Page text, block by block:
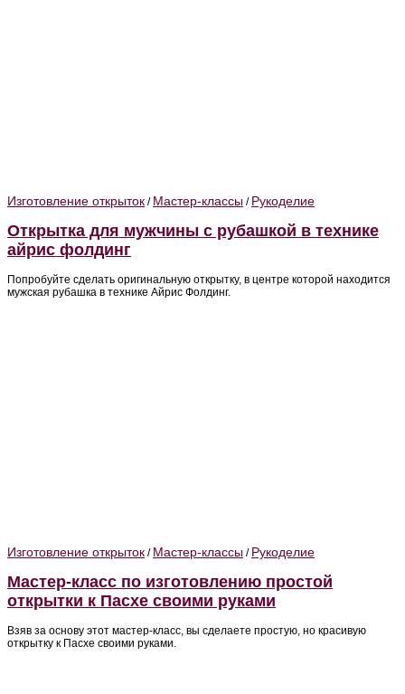
Изготовление открыток / Мастер-классы / Рукоделие
Открытка для мужчины с рубашкой в технике
айрис фолдинг
Попробуйте сделать оригинальную открытку, в центре которой находится
мужская рубашка в технике Айрис Фолдинг.
Изготовление открыток / Мастер-классы / Рукоделие
Мастер-класс по изготовлению простой
открытки к Пасхе своими руками
Взяв за основу этот мастер-класс, вы сделаете простую, но красивую
открытку к Пасхе своими руками.